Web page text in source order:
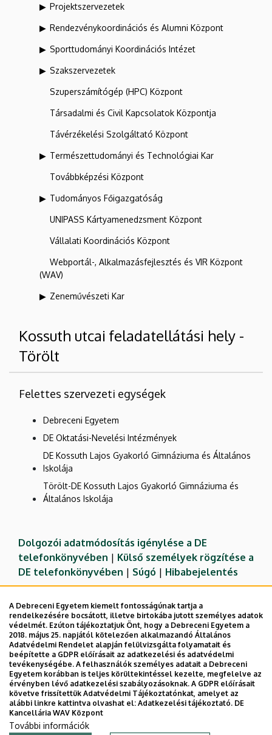
Projektszervezetek
Rendezvénykoordinációs és Alumni Központ
Sporttudományi Koordinációs Intézet
Szakszervezetek
Szuperszámítógép (HPC) Központ
Társadalmi és Civil Kapcsolatok Központja
Távérzékelési Szolgáltató Központ
Természettudományi és Technológiai Kar
Továbbképzési Központ
Tudományos Főigazgatóság
UNIPASS Kártyamenedzsment Központ
Vállalati Koordinációs Központ
Webportál-, Alkalmazásfejlesztés és VIR Központ
(WAV)
Zeneművészeti Kar
Kossuth utcai feladatellátási hely -
Törölt
Felettes szervezeti egységek
Debreceni Egyetem
DE Oktatási-Nevelési Intézmények
DE Kossuth Lajos Gyakorló Gimnáziuma és Általános
Iskolája
Törölt-DE Kossuth Lajos Gyakorló Gimnáziuma és
Általános Iskolája
Dolgozói adatmódosítás igénylése a DE
telefonkönyvében | Külső személyek rögzítése a
DE telefonkönyvében | Súgó | Hibabejelentés
Adatvédelem
Adatvédelem
A Debreceni Egyetem kiemelt fontosságúnak tartja a
rendelkezésére bocsátott, illetve birtokába jutott személyes adatok
védelmét. Ezúton tájékoztatjuk Önt, hogy a Debreceni Egyetem a
2018. május 25. napjától kötelezően alkalmazandó Általános
Adatvédelmi Rendelet alapján felülvizsgálta folyamatait és
beépítette a GDPR előírásait az adatkezelési és adatvédelmi
tevékenységébe. A felhasználók személyes adatait a Debreceni
Egyetem korábban is teljes körültekintéssel kezelte, megfelelve az
érvényben lévő adatkezelési szabályozásoknak. A GDPR előírásait
követve frissítettük Adatvédelmi Tájékoztatónkat, amelyet az
alábbi linkre kattintva olvashat el: Adatkezelési tájékoztató. DE
Kancellária WAV Központ
További információk